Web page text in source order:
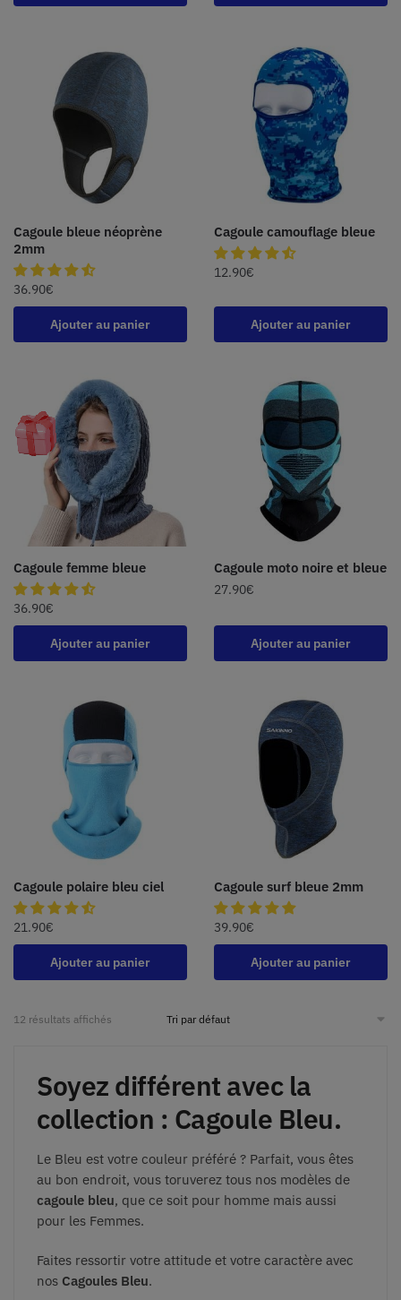
Cagoule bleue néoprène
2mm
36.90€
Ajouter au panier
Cagoule camouflage bleue
12.90€
Ajouter au panier
Cagoule femme bleue
36.90€
Ajouter au panier
Cagoule moto noire et bleue
27.90€
Ajouter au panier
Cagoule polaire bleu ciel
21.90€
Ajouter au panier
Cagoule surf bleue 2mm
39.90€
Ajouter au panier
12 résultats affichés
Soyez différent avec la
collection : Cagoule Bleu.
Le Bleu est votre couleur préféré ? Parfait, vous êtes
au bon endroit, vous toruverez tous nos modèles de
cagoule bleu, que ce soit pour homme mais aussi
pour les Femmes.
Faites ressortir votre attitude et votre caractère avec
nos Cagoules Bleu.